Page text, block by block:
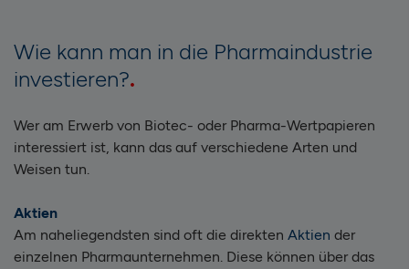
Wie kann man in die Pharmaindustrie
investieren?
Wer am Erwerb von Biotec- oder Pharma-Wertpapieren
interessiert ist, kann das auf verschiedene Arten und
Weisen tun.
Aktien
Am naheliegendsten sind oft die direkten Aktien der
einzelnen Pharmaunternehmen. Diese können über das